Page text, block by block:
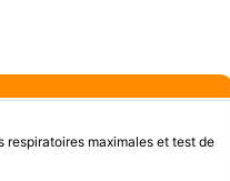
respiratoires maximales et test de